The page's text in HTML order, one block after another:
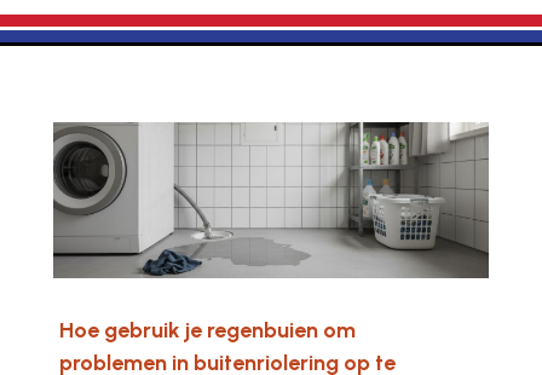
Hoe gebruik je regenbuien om
problemen in buitenriolering op te